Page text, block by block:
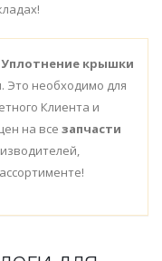
Уплотнение крышки
Это необходимо для
Клиента и
на все запчасти